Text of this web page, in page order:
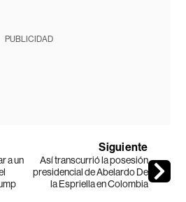
PUBLICIDAD
a un
Siguiente
Así transcurrió la posesión
presidencial de Abelardo De
la Espriella en Colombia